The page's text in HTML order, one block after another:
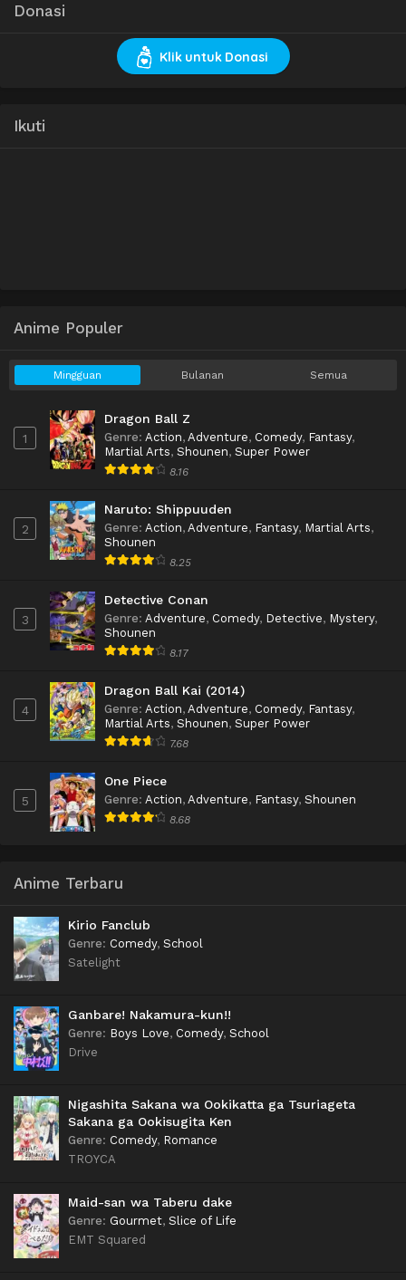
Donasi
Klik untuk Donasi
Ikuti
Anime Populer
Mingguan Bulanan Semua
1
Dragon Ball Z
Genre: Action, Adventure, Comedy, Fantasy,
Martial Arts, Shounen, Super Power
8.16
2
Naruto: Shippuuden
Genre: Action, Adventure, Fantasy, Martial Arts,
Shounen
8.25
3
Detective Conan
Genre: Adventure, Comedy, Detective, Mystery,
Shounen
8.17
4
Dragon Ball Kai (2014)
Genre: Action, Adventure, Comedy, Fantasy,
Martial Arts, Shounen, Super Power
7.68
5
One Piece
Genre: Action, Adventure, Fantasy, Shounen
8.68
Anime Terbaru
Kirio Fanclub
Genre: Comedy, School
Satelight
Ganbare! Nakamura-kun!!
Genre: Boys Love, Comedy, School
Drive
Nigashita Sakana wa Ookikatta ga Tsuriageta
Sakana ga Ookisugita Ken
Genre: Comedy, Romance
TROYCA
Maid-san wa Taberu dake
Genre: Gourmet, Slice of Life
EMT Squared